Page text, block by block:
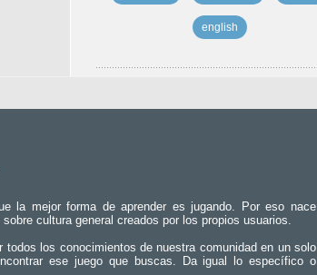
english
la mejor forma de aprender es jugando. Por eso nace
cultura general creados por los propios usuarios.
todos los conocimientos de nuestra comunidad en un solo
ese juego que buscas. Da igual lo específico o